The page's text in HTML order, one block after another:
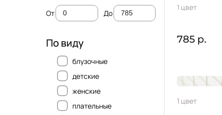
От До
По виду
блузочные
детские
женские
плательные
1 цвет
785 р.
1 цвет